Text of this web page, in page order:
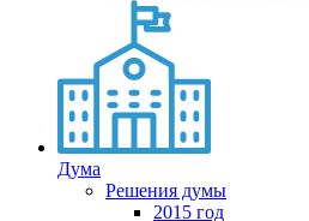
Дума
Решения думы
2015 год